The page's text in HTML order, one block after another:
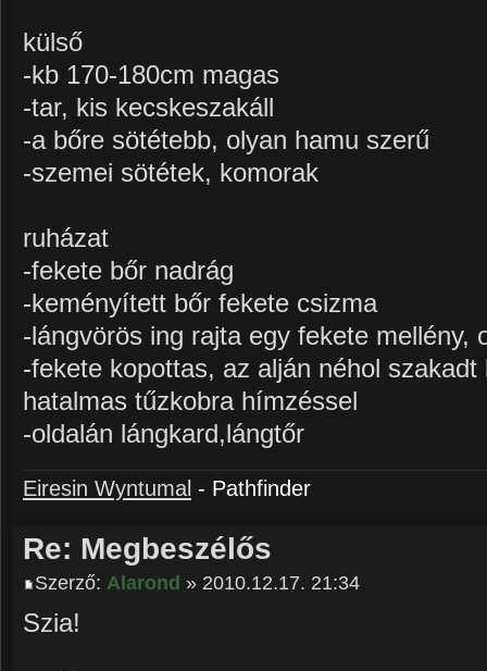
külső
-kb 170-180cm magas
-tar, kis kecskeszakáll
-a bőre sötétebb, olyan hamu szerű
-szemei sötétek, komorak
ruházat
-fekete bőr nadrág
-keményített bőr fekete csizma
-lángvörös ing rajta egy fekete mellény,
-fekete kopottas, az alján néhol
hatalmas tűzkobra hímzéssel
-oldalán lángkard,lángtőr
Eiresin Wyntumal - Pathfinder
Re: Megbeszélős
Szerző: Alarond » 2010.12.17. 21:34
Szia!